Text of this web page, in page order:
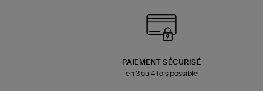
PAIEMENT SÉCURISÉ
en 3 ou 4 fois possible